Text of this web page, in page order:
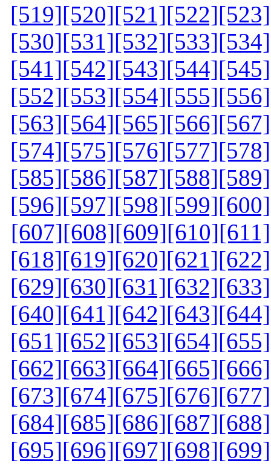
[519][520][521][522][523]
[530][531][532][533][534]
[541][542][543][544][545]
[552][553][554][555][556]
[563][564][565][566][567]
[574][575][576][577][578]
[585][586][587][588][589]
[596][597][598][599][600]
[607][608][609][610][611]
[618][619][620][621][622]
[629][630][631][632][633]
[640][641][642][643][644]
[651][652][653][654][655]
[662][663][664][665][666]
[673][674][675][676][677]
[684][685][686][687][688]
[695][696][697][698][699]